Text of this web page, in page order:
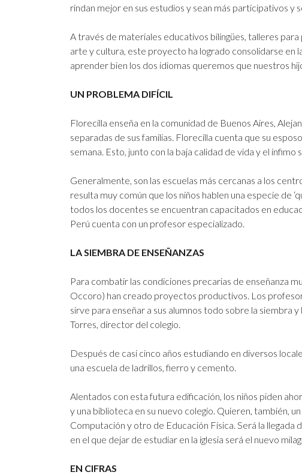
rindan mejor en sus estudios y sean más participativos y
A través de materiales educativos bilingües, talleres
arte y cultura, este proyecto ha logrado consolidarse en
aprender bien los dos idiomas queremos que nuestros
UN PROBLEMA DIFÍCIL
Florecilla enseña en la comunidad de Buenos Aires,
separadas de sus familias. Florecilla cuenta que su
semana. Esto, junto con la baja calidad de vida y el
Generalmente, son las escuelas más cercanas a los
resulta muy común que los niños hablen una especie de
todos los docentes se encuentran capacitados en
Perú cuenta con un profesor especializado.
LA SIEMBRA DE ENSEÑANZAS
Para combatir las condiciones precarias de enseñanza
Occoro) han creado proyectos productivos. Los
sirve para enseñar a sus alumnos todo sobre la siembra
Torres, director del colegio.
Después de casi cinco años estudiando en diversos
una escuela de ladrillos, fierro y cemento.
Alentados con esta futura edificación, los niños piden
y una biblioteca en su nuevo colegio. Quieren, también,
Computación y otro de Educación Física. Será la llegada
en el que dejar de estudiar en la iglesia será el nuevo
EN CIFRAS